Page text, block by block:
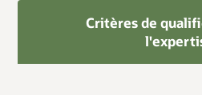
Critères de